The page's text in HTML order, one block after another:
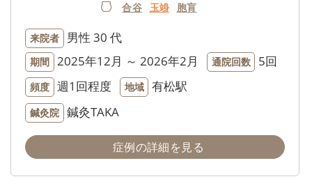
合谷 玉竧 胞肓
来院者 男性 30 代
期間 2025年12月 ～ 2026年2月 通院回数 5回
頻度 週1回程度 地域 有松駅
鍼灸院 鍼灸TAKA
症例の詳細を見る